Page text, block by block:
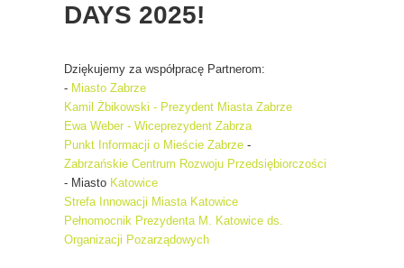
DAYS 2025!
Dziękujemy za współpracę Partnerom:
- Miasto Zabrze
Kamil Żbikowski - Prezydent Miasta Zabrze
Ewa Weber - Wiceprezydent Zabrza
Punkt Informacji o Mieście Zabrze -
Zabrzańskie Centrum Rozwoju Przedsiębiorczości
- Miasto Katowice
Strefa Innowacji Miasta Katowice
Pełnomocnik Prezydenta M. Katowice ds.
Organizacji Pozarządowych